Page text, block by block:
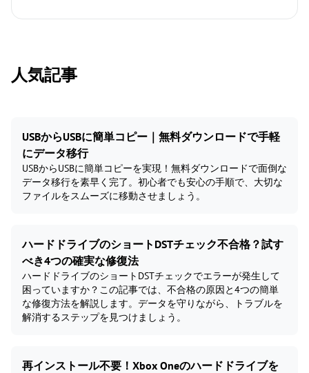
人気記事
USBからUSBに簡単コピー｜無料ダウンロードで手軽
にデータ移行
USBからUSBに簡単コピーを実現！無料ダウンロードで面倒な
データ移行を素早く完了。初心者でも安心の手順で、大切な
ファイルをスムーズに移動させましょう。
ハードドライブのショートDSTチェック不合格？試す
べき4つの確実な修復法
ハードドライブのショートDSTチェックでエラーが発生して
困っていますか？この記事では、不合格の原因と4つの簡単
な修復方法を解説します。データを守りながら、トラブルを
解消するステップを見つけましょう。
再インストール不要！Xbox Oneのハードドライブを